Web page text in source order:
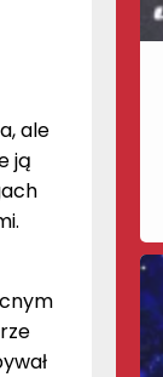
ale
ją